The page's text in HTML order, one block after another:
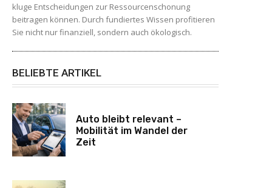
kluge Entscheidungen zur Ressourcenschonung
beitragen können. Durch fundiertes Wissen profitieren
Sie nicht nur finanziell, sondern auch ökologisch.
BELIEBTE ARTIKEL
Auto bleibt relevant –
Mobilität im Wandel der
Zeit